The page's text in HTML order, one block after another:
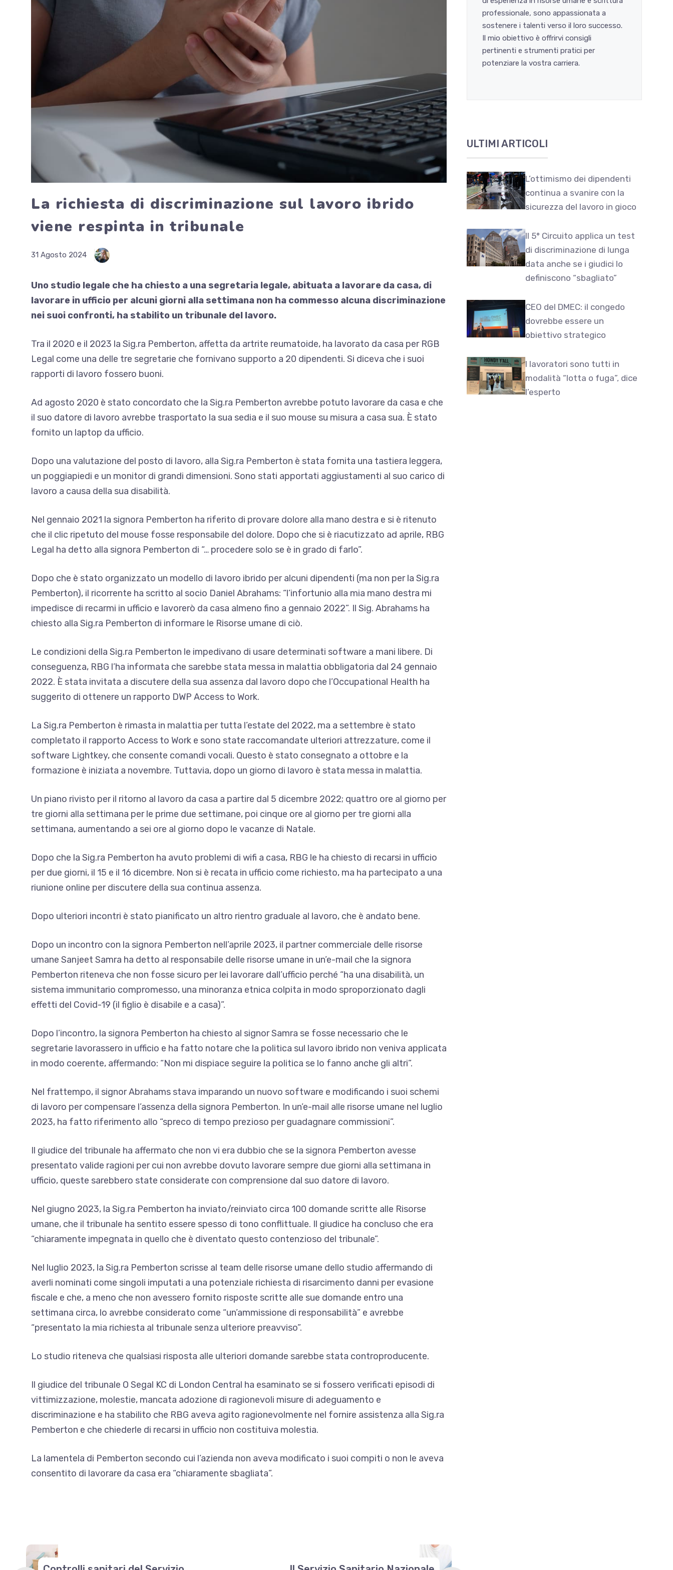
La richiesta di discriminazione sul lavoro ibrido
viene respinta in tribunale
31 Agosto 2024
Uno studio legale che ha chiesto a una segretaria legale, abituata a lavorare da casa, di
lavorare in ufficio per alcuni giorni alla settimana non ha commesso alcuna discriminazione
nei suoi confronti, ha stabilito un tribunale del lavoro.
Tra il 2020 e il 2023 la Sig.ra Pemberton, affetta da artrite reumatoide, ha lavorato da casa per RGB
Legal come una delle tre segretarie che fornivano supporto a 20 dipendenti. Si diceva che i suoi
rapporti di lavoro fossero buoni.
Ad agosto 2020 è stato concordato che la Sig.ra Pemberton avrebbe potuto lavorare da casa e che
il suo datore di lavoro avrebbe trasportato la sua sedia e il suo mouse su misura a casa sua. È stato
fornito un laptop da ufficio.
Dopo una valutazione del posto di lavoro, alla Sig.ra Pemberton è stata fornita una tastiera leggera,
un poggiapiedi e un monitor di grandi dimensioni. Sono stati apportati aggiustamenti al suo carico di
lavoro a causa della sua disabilità.
Nel gennaio 2021 la signora Pemberton ha riferito di provare dolore alla mano destra e si è ritenuto
che il clic ripetuto del mouse fosse responsabile del dolore. Dopo che si è riacutizzato ad aprile, RBG
Legal ha detto alla signora Pemberton di “… procedere solo se è in grado di farlo”.
Dopo che è stato organizzato un modello di lavoro ibrido per alcuni dipendenti (ma non per la Sig.ra
Pemberton), il ricorrente ha scritto al socio Daniel Abrahams: “l’infortunio alla mia mano destra mi
impedisce di recarmi in ufficio e lavorerò da casa almeno fino a gennaio 2022”. Il Sig. Abrahams ha
chiesto alla Sig.ra Pemberton di informare le Risorse umane di ciò.
Le condizioni della Sig.ra Pemberton le impedivano di usare determinati software a mani libere. Di
conseguenza, RBG l’ha informata che sarebbe stata messa in malattia obbligatoria dal 24 gennaio
2022. È stata invitata a discutere della sua assenza dal lavoro dopo che l’Occupational Health ha
suggerito di ottenere un rapporto DWP Access to Work.
La Sig.ra Pemberton è rimasta in malattia per tutta l’estate del 2022, ma a settembre è stato
completato il rapporto Access to Work e sono state raccomandate ulteriori attrezzature, come il
software Lightkey, che consente comandi vocali. Questo è stato consegnato a ottobre e la
formazione è iniziata a novembre. Tuttavia, dopo un giorno di lavoro è stata messa in malattia.
Un piano rivisto per il ritorno al lavoro da casa a partire dal 5 dicembre 2022; quattro ore al giorno per
tre giorni alla settimana per le prime due settimane, poi cinque ore al giorno per tre giorni alla
settimana, aumentando a sei ore al giorno dopo le vacanze di Natale.
Dopo che la Sig.ra Pemberton ha avuto problemi di wifi a casa, RBG le ha chiesto di recarsi in ufficio
per due giorni, il 15 e il 16 dicembre. Non si è recata in ufficio come richiesto, ma ha partecipato a una
riunione online per discutere della sua continua assenza.
Dopo ulteriori incontri è stato pianificato un altro rientro graduale al lavoro, che è andato bene.
Dopo un incontro con la signora Pemberton nell’aprile 2023, il partner commerciale delle risorse
umane Sanjeet Samra ha detto al responsabile delle risorse umane in un’e-mail che la signora
Pemberton riteneva che non fosse sicuro per lei lavorare dall’ufficio perché “ha una disabilità, un
sistema immunitario compromesso, una minoranza etnica colpita in modo sproporzionato dagli
effetti del Covid-19 (il figlio è disabile e a casa)”.
Dopo l’incontro, la signora Pemberton ha chiesto al signor Samra se fosse necessario che le
segretarie lavorassero in ufficio e ha fatto notare che la politica sul lavoro ibrido non veniva applicata
in modo coerente, affermando: “Non mi dispiace seguire la politica se lo fanno anche gli altri”.
Nel frattempo, il signor Abrahams stava imparando un nuovo software e modificando i suoi schemi
di lavoro per compensare l’assenza della signora Pemberton. In un’e-mail alle risorse umane nel luglio
2023, ha fatto riferimento allo “spreco di tempo prezioso per guadagnare commissioni”.
Il giudice del tribunale ha affermato che non vi era dubbio che se la signora Pemberton avesse
presentato valide ragioni per cui non avrebbe dovuto lavorare sempre due giorni alla settimana in
ufficio, queste sarebbero state considerate con comprensione dal suo datore di lavoro.
Nel giugno 2023, la Sig.ra Pemberton ha inviato/reinviato circa 100 domande scritte alle Risorse
umane, che il tribunale ha sentito essere spesso di tono conflittuale. Il giudice ha concluso che era
“chiaramente impegnata in quello che è diventato questo contenzioso del tribunale”.
Nel luglio 2023, la Sig.ra Pemberton scrisse al team delle risorse umane dello studio affermando di
averli nominati come singoli imputati a una potenziale richiesta di risarcimento danni per evasione
fiscale e che, a meno che non avessero fornito risposte scritte alle sue domande entro una
settimana circa, lo avrebbe considerato come “un’ammissione di responsabilità” e avrebbe
“presentato la mia richiesta al tribunale senza ulteriore preavviso”.
Lo studio riteneva che qualsiasi risposta alle ulteriori domande sarebbe stata controproducente.
Il giudice del tribunale O Segal KC di London Central ha esaminato se si fossero verificati episodi di
vittimizzazione, molestie, mancata adozione di ragionevoli misure di adeguamento e
discriminazione e ha stabilito che RBG aveva agito ragionevolmente nel fornire assistenza alla Sig.ra
Pemberton e che chiederle di recarsi in ufficio non costituiva molestia.
La lamentela di Pemberton secondo cui l’azienda non aveva modificato i suoi compiti o non le aveva
consentito di lavorare da casa era “chiaramente sbagliata”.
professionale, sono appassionata a
sostenere i talenti verso il loro successo.
Il mio obiettivo è offrirvi consigli
pertinenti e strumenti pratici per
potenziare la vostra carriera.
ULTIMI ARTICOLI
L’ottimismo dei dipendenti
continua a svanire con la
sicurezza del lavoro in gioco
Il 5° Circuito applica un test
di discriminazione di lunga
data anche se i giudici lo
definiscono “sbagliato”
CEO del DMEC: il congedo
dovrebbe essere un
obiettivo strategico
I lavoratori sono tutti in
modalità “lotta o fuga”, dice
l’esperto